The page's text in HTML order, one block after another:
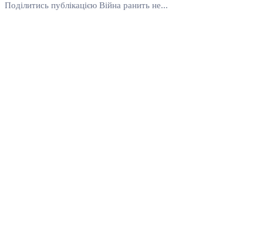
Поділитись публікацією Війна ранить не...